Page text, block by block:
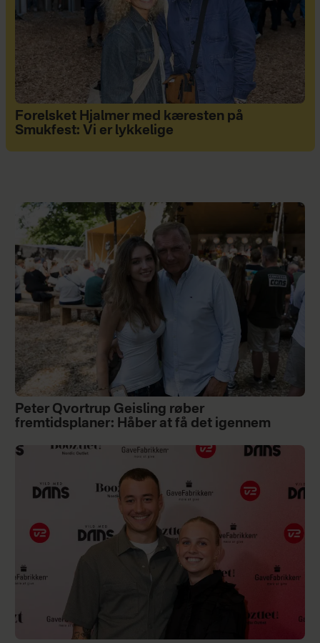
Forelsket Hjalmer med kæresten på
Smukfest: Vi er lykkelige
Peter Qvortrup Geisling røber
fremtidsplaner: Håber at få det igennem